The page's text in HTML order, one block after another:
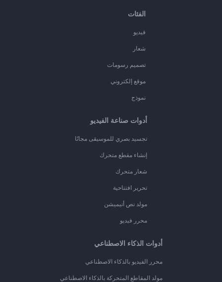
الفئات
فيديو
شعار
تصميم رسومات
موقع إلكتروني
نموذج
أدوات صناعة الفيديو
تجسيد بصري للموسيقى مجانًا
إنشاء مقطع متحرك
شعار متحرك
تحرير افتتاحية
مولد نص أنيميشن
محرر فيديو
أدوات الذكاء الاصطناعي
محرر الفيديو بالذكاء الاصطناعي
مولد المقاطع المتحركة بالذكاء الاصطناعي